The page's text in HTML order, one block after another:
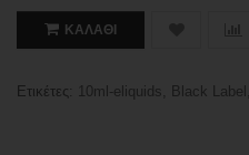
ΚΑΛΆΘΙ
Ετικέτες: 10ml-eliquids, Black Label ,